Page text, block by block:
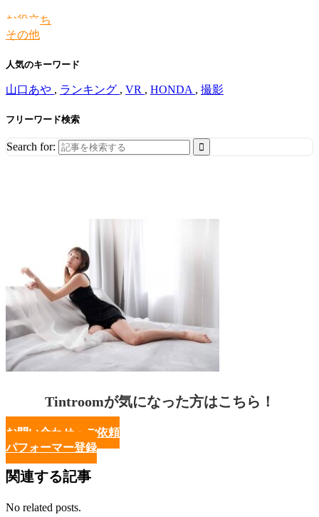
お役立ち
その他
人気のキーワード
山口あや , ランキング , VR , HONDA , 撮影
フリーワード検索
Search for:
Tintroomが気になった方はこちら！
お問い合わせ・ご依頼
パフォーマー登録
関連する記事
No related posts.